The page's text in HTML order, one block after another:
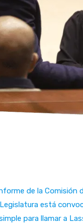
de la Comisión
está
para llamar a